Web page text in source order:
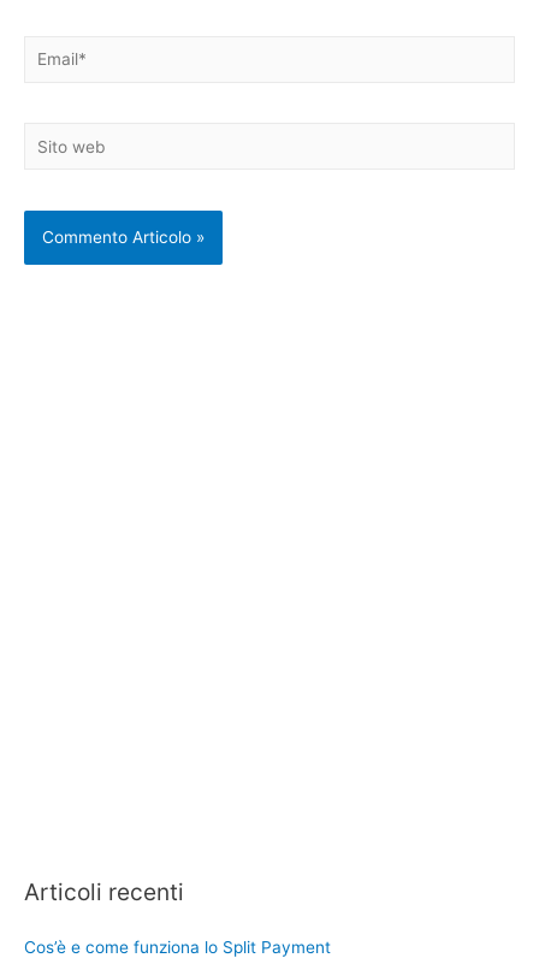
Email*
Sito
Articoli recenti
Cos’è e come funziona lo Split Payment